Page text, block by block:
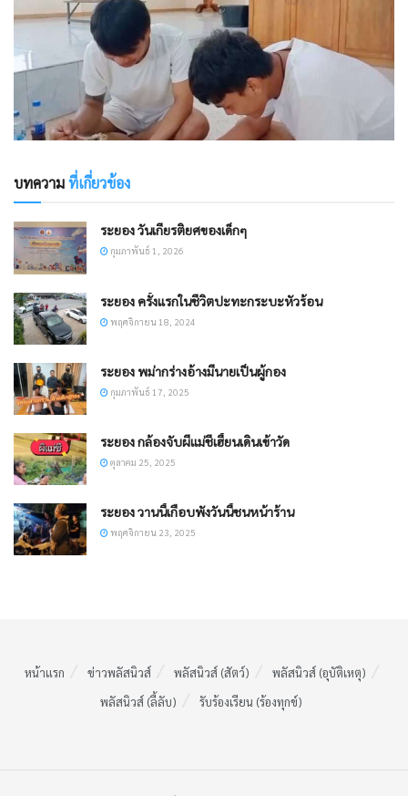
บทความที่เกี่ยวข้อง
ระยอง วันเกียรติยศของเด็กๆ
กุมภาพันธ์ 1, 2026
ระยอง ครั้งแรกในชีวิตปะทะกระบะหัวร้อน
พฤศจิกายน 18, 2024
ระยอง พม่ากร่างอ้างมีนายเป็นผู้กอง
กุมภาพันธ์ 17, 2025
ระยอง กล้องจับผีแม่ชีเฮี้ยนเดินเข้าวัด
ตุลาคม 25, 2025
ระยอง วานนี้เกือบพังวันนี้ชนหน้าร้าน
พฤศจิกายน 23, 2025
หน้าแรก ข่าวพลัสนิวส์ พลัสนิวส์ (สัตว์)
พลัสนิวส์ (อุบัติเหตุ)
พลัสนิวส์ (ลี้ลับ)
รับร้องเรียน (ร้องทุกข์)